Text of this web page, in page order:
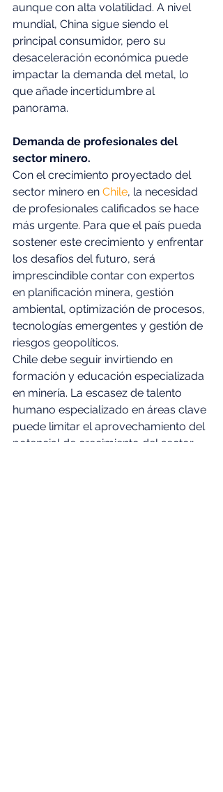
aunque con alta volatilidad. A nivel
mundial, China sigue siendo el
principal consumidor, pero su
desaceleración económica puede
impactar la demanda del metal, lo
que añade incertidumbre al
panorama.
Demanda de profesionales del
sector minero.
Con el crecimiento proyectado del
sector minero en Chile, la necesidad
de profesionales calificados se hace
más urgente. Para que el país pueda
sostener este crecimiento y enfrentar
los desafíos del futuro, será
imprescindible contar con expertos
en planificación minera, gestión
ambiental, optimización de procesos,
tecnologías emergentes y gestión de
riesgos geopolíticos.
Chile debe seguir invirtiendo en
formación y educación especializada
en minería. La escasez de talento
humano especializado en áreas clave
puede limitar el aprovechamiento del
potencial de crecimiento del sector.